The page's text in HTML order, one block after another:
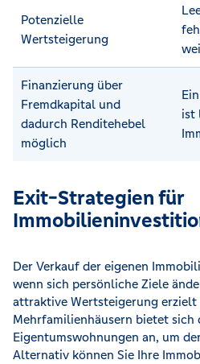
Potenzielle
Wertsteigerung
Finanzierung über
Fremdkapital und
dadurch Renditehebel
möglich
ist
Exit-Strategien für
Der Verkauf der eigenen
wenn sich persönliche Ziele
attraktive Wertsteigerung erzielt
Mehrfamilienhäusern bietet
Eigentumswohnungen an, um
Alternativ können Sie Ihre